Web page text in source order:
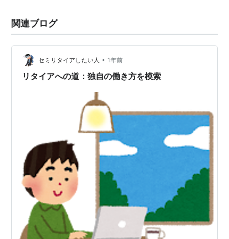
関連ブログ
セミリタイアしたい人 • 1年前
リタイアへの道：独自の働き方を模索